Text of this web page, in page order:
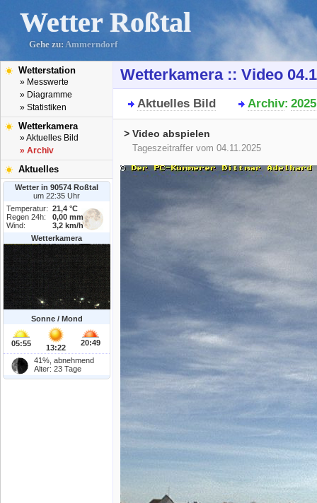
Wetter Roßtal
Gehe zu: Ammerndorf
Wetterstation
» Messwerte
» Diagramme
» Statistiken
Wetterkamera
» Aktuelles Bild
» Archiv
Aktuelles
Wetter in 90574 Roßtal
um 22:35 Uhr
Temperatur:
21,4 °C
Regen 24h:
0,00 mm
Wind:
3,2 km/h
Wetterkamera
Sonne / Mond
05:55 13:22
20:49
41%, abnehmend
Alter: 23 Tage
Wetterkamera :: Video
Aktuelles Bild Archiv: 2025
> Video abspielen
Tageszeitraffer vom 04.11.2025